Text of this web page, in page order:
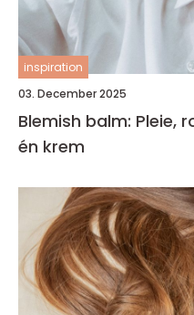
inspiration
03. December 2025
Blemish balm: Pleie,
én krem